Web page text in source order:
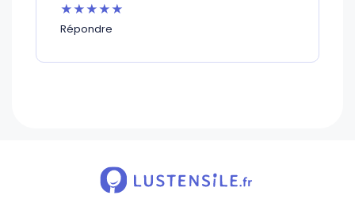
★★★★★
Répondre